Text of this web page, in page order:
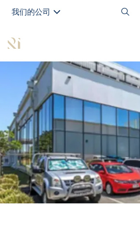
我们的公司